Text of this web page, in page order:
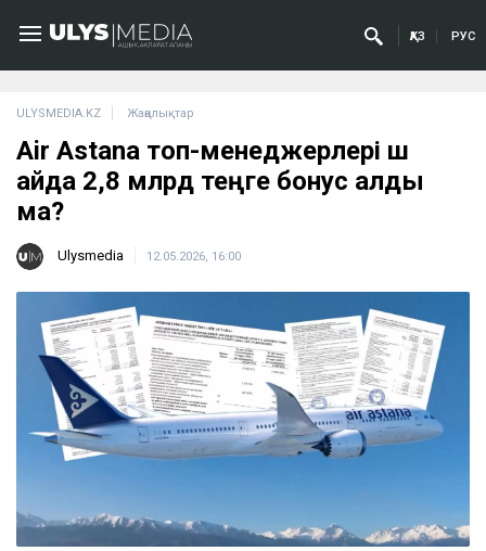
ҚАЗ РУС
ULYSMEDIA.KZ Жаңалықтар
Air Astana топ-менеджерлері үш
айда 2,8 млрд теңге бонус алды
ма?
Ulysmedia 12.05.2026, 16:00